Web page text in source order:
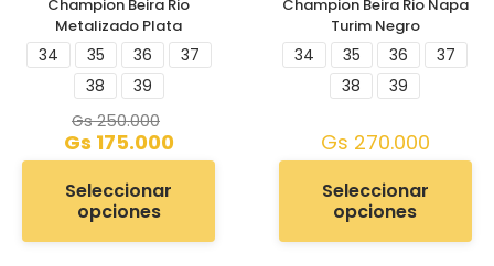
Champion Beira Rio
Metalizado Plata
34 35 36
37
38
39
Gs250.000
Gs 175.000
Seleccionar
opciones
Champion Beira Rio Napa
Turim Negro
34 35 36
37
38
39
Gs 270.000
Seleccionar
opciones